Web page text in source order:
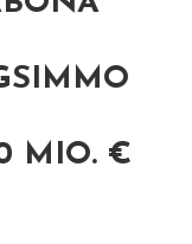
MIO. €